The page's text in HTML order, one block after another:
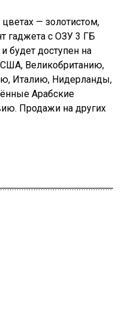
цветах — золотистом,
гаджета с ОЗУ 3 ГБ
будет доступен на
Великобританию,
Италию, Нидерланды,
Арабские
Продажи на других